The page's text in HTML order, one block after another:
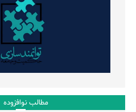
مطالب نوافزوده